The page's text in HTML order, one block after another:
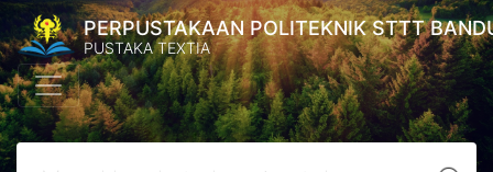
PERPUSTAKAAN POLITEKNIK STTT
PUSTAKA TEXTIA